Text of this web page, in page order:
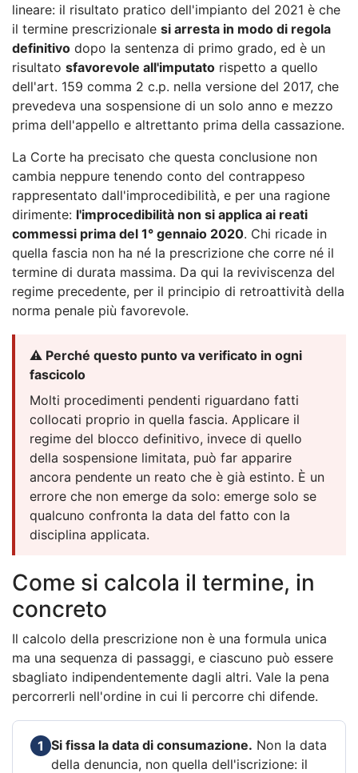
lineare: il risultato pratico dell'impianto del 2021 è che
il termine prescrizionale si arresta in modo di regola
definitivo dopo la sentenza di primo grado, ed è un
risultato sfavorevole all'imputato rispetto a quello
dell'art. 159 comma 2 c.p. nella versione del 2017, che
prevedeva una sospensione di un solo anno e mezzo
prima dell'appello e altrettanto prima della cassazione.
La Corte ha precisato che questa conclusione non
cambia neppure tenendo conto del contrappeso
rappresentato dall'improcedibilità, e per una ragione
dirimente: l'improcedibilità non si applica ai reati
commessi prima del 1° gennaio 2020. Chi ricade in
quella fascia non ha né la prescrizione che corre né il
termine di durata massima. Da qui la reviviscenza del
regime precedente, per il principio di retroattività della
norma penale più favorevole.
⚠️ Perché questo punto va verificato in ogni
fascicolo
Molti procedimenti pendenti riguardano fatti
collocati proprio in quella fascia. Applicare il
regime del blocco definitivo, invece di quello
della sospensione limitata, può far apparire
ancora pendente un reato che è già estinto. È un
errore che non emerge da solo: emerge solo se
qualcuno confronta la data del fatto con la
disciplina applicata.
Come si calcola il termine, in
concreto
Il calcolo della prescrizione non è una formula unica
ma una sequenza di passaggi, e ciascuno può essere
sbagliato indipendentemente dagli altri. Vale la pena
percorrerli nell'ordine in cui li percorre chi difende.
1 Si fissa la data di consumazione. Non la data
della denuncia, non quella dell'iscrizione: il